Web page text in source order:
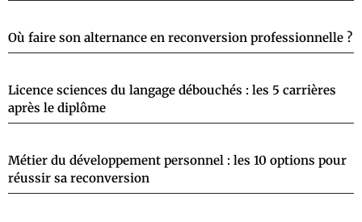
Où faire son alternance en reconversion professionnelle ?
Licence sciences du langage débouchés : les 5 carrières
après le diplôme
Métier du développement personnel : les 10 options pour
réussir sa reconversion